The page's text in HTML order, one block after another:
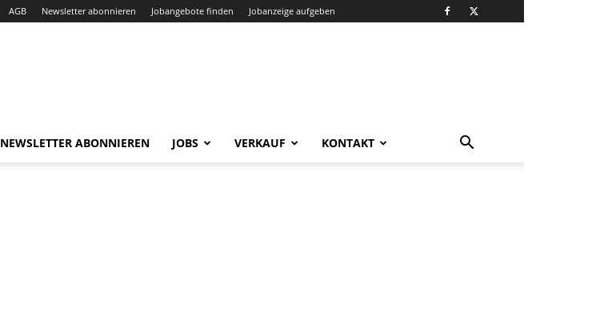
AGB Newsletter abonnieren Jobangebote finden Jobanzeige aufgeben
NEWSLETTER ABONNIEREN JOBS VERKAUF KONTAKT